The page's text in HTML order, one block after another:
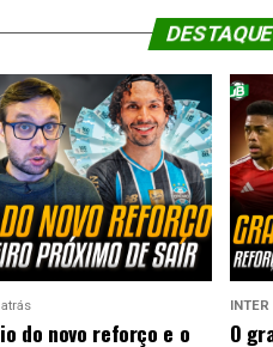
DESTAQUE
do novo reforço e o
INTER
O